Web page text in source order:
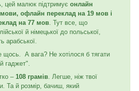
цей малюк підтримує онлайн
офлайн переклад на 19 мов і
на 77 мов. Тут все, що
й німецької до польської,
арабської.
щось. А вага? Не хотілося б тягати
гаджет".
– 108 грамів. Легше, ніж твої
Та й розмір, бачиш, який